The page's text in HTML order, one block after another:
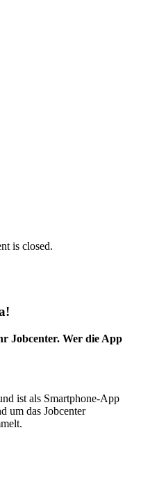
is closed.
Jobcenter. Wer die App
ist als Smartphone-App
um das Jobcenter